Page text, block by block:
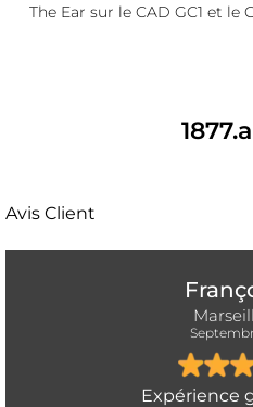
The Ear sur le CAD GC1 et le
Avis Client
Expérience